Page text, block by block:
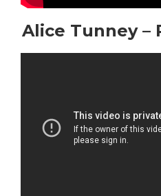
Alice Tunney –